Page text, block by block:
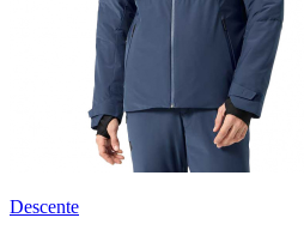
Descente